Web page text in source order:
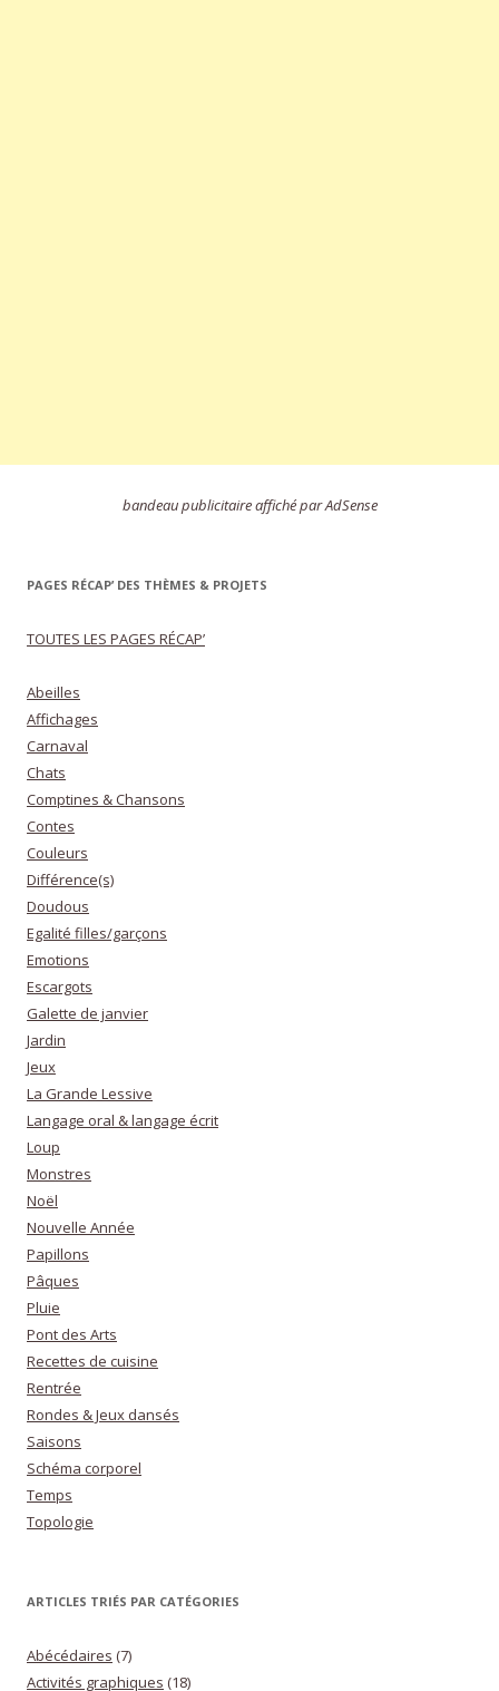
bandeau publicitaire affiché par AdSense
PAGES RÉCAP’ DES THÈMES & PROJETS
TOUTES LES PAGES RÉCAP’
Abeilles
Affichages
Carnaval
Chats
Comptines & Chansons
Contes
Couleurs
Différence(s)
Doudous
Egalité filles/garçons
Emotions
Escargots
Galette de janvier
Jardin
Jeux
La Grande Lessive
Langage oral & langage écrit
Loup
Monstres
Noël
Nouvelle Année
Papillons
Pâques
Pluie
Pont des Arts
Recettes de cuisine
Rentrée
Rondes & Jeux dansés
Saisons
Schéma corporel
Temps
Topologie
ARTICLES TRIÉS PAR CATÉGORIES
Abécédaires (7)
Activités graphiques (18)